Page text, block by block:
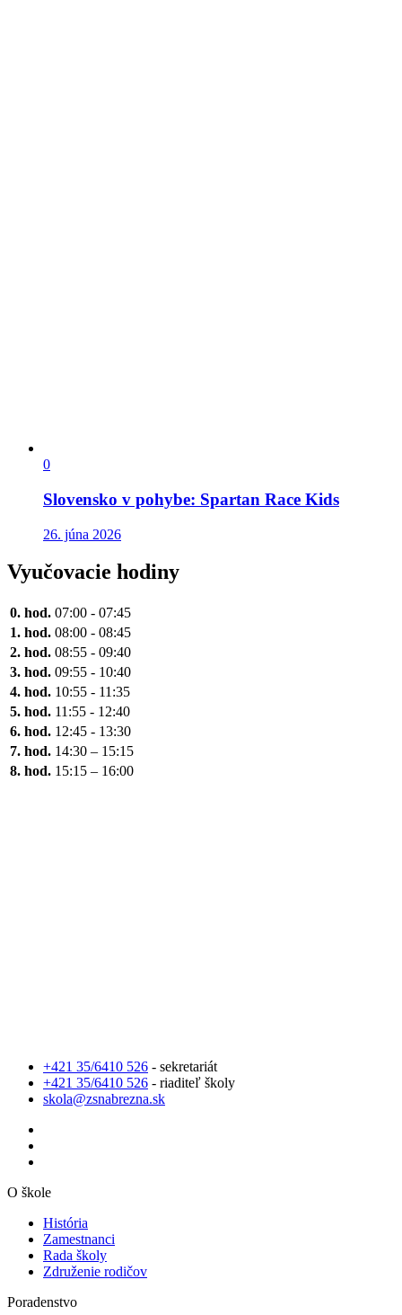
0
Slovensko v pohybe: Spartan Race Kids
26. júna 2026
Vyučovacie hodiny
0. hod. 07:00 - 07:45
1. hod. 08:00 - 08:45
2. hod. 08:55 - 09:40
3. hod. 09:55 - 10:40
4. hod. 10:55 - 11:35
5. hod. 11:55 - 12:40
6. hod. 12:45 - 13:30
7. hod. 14:30 – 15:15
8. hod. 15:15 – 16:00
+421 35/6410 526 - sekretariát
+421 35/6410 526 - riaditeľ školy
skola@zsnabrezna.sk
O škole
História
Zamestnanci
Rada školy
Združenie rodičov
Poradenstvo